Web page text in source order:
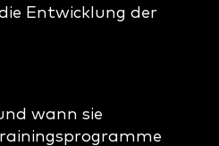
Entwicklung der
wann sie